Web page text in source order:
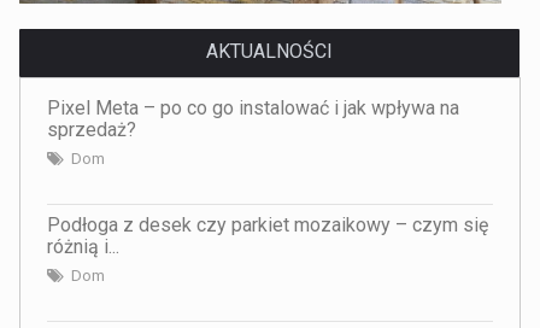
AKTUALNOŚCI
Pixel Meta – po co go instalować i jak wpływa na
sprzedaż?
Dom
Podłoga z desek czy parkiet mozaikowy – czym się
różnią i...
Dom